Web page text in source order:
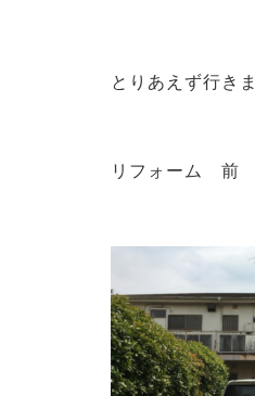
とりあえず行き
リフォーム 前